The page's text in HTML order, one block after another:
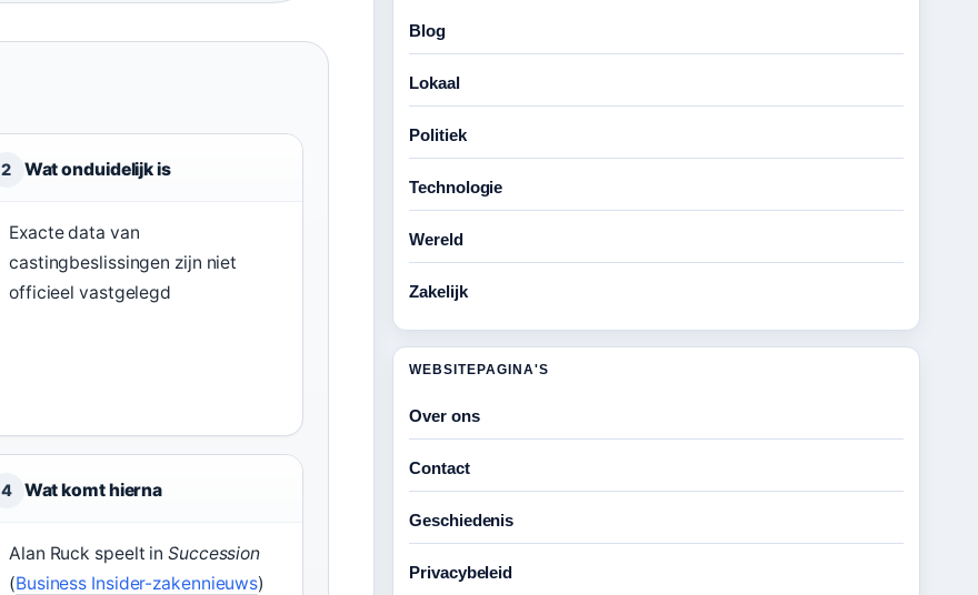
2 Wat onduidelijk is
Exacte data van
castingbeslissingen zijn niet
officieel vastgelegd
4 Wat komt hierna
Alan Ruck speelt inSuccession
(Business Insider-zakennieuws)
Blog
Lokaal
Politiek
Technologie
Wereld
Zakelijk
WEBSITEPAGINA'S
Over ons
Contact
Geschiedenis
Privacybeleid